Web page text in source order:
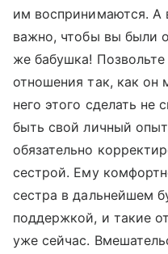
им воспринимаются. А
важно, чтобы вы были
же бабушка!
отношения так, как он
него этого сделать не
быть свой личный
обязательно
сестрой. Ему
сестра в дальнейшем
поддержкой, и такие
уже сейчас.